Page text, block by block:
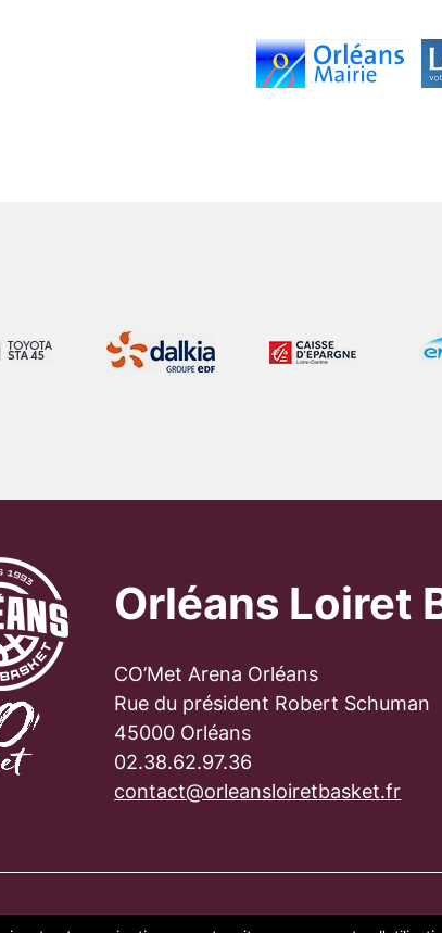
Orléans Loiret
CO’Met Arena Orléans
Rue du président Robert Schuman
45000 Orléans
02.38.62.97.36
contact@orleansloiretbasket.fr